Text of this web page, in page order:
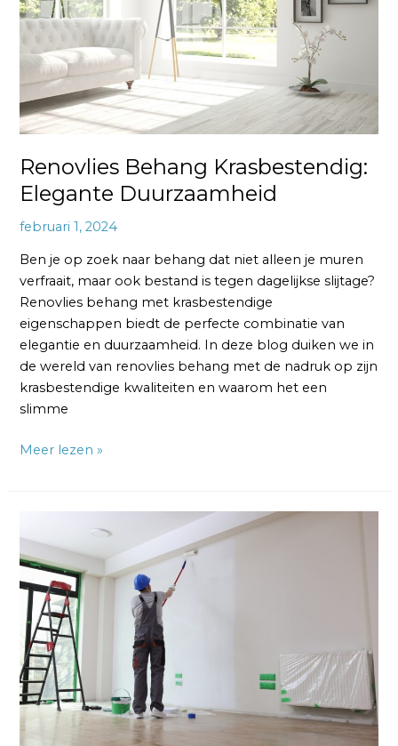
Renovlies Behang Krasbestendig:
Elegante Duurzaamheid
februari 1, 2024
Ben je op zoek naar behang dat niet alleen je muren
verfraait, maar ook bestand is tegen dagelijkse slijtage?
Renovlies behang met krasbestendige
eigenschappen biedt de perfecte combinatie van
elegantie en duurzaamheid. In deze blog duiken we in
de wereld van renovlies behang met de nadruk op zijn
krasbestendige kwaliteiten en waarom het een
slimme
Meer lezen »
Behang
Soorten:
Een
Gids
voor
een
Verfrissende
Muurtransformatie